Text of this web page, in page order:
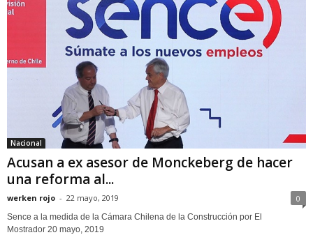
Nacional
Acusan a ex asesor de Monckeberg de hacer
una reforma al...
werken rojo - 22 mayo, 2019 0
Sence a la medida de la Cámara Chilena de la Construcción por El
Mostrador 20 mayo, 2019